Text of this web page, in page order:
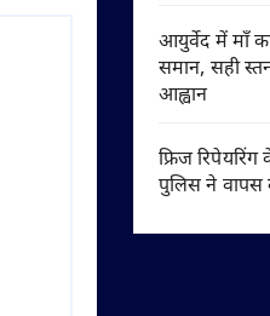
आयुर्वेद में माँ
समान, सही
आह्वान
फ्रिज
पुलिस ने